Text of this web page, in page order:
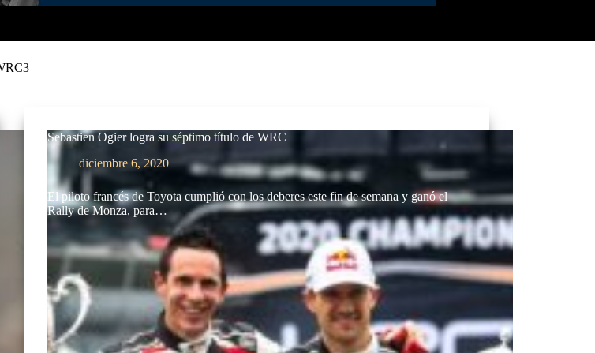
Sebastien Ogier logra su séptimo título de WRC
diciembre 6, 2020
El piloto francés de Toyota cumplió con los deberes este fin de semana y ganó el
Rally de Monza, para…